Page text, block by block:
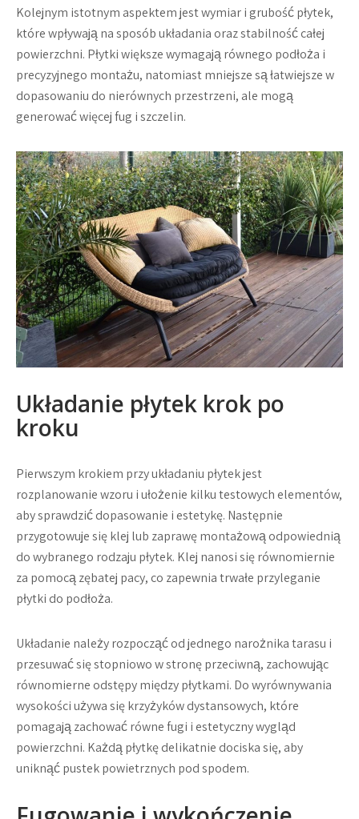
Kolejnym istotnym aspektem jest wymiar i grubość płytek,
które wpływają na sposób układania oraz stabilność całej
powierzchni. Płytki większe wymagają równego podłoża i
precyzyjnego montażu, natomiast mniejsze są łatwiejsze w
dopasowaniu do nierównych przestrzeni, ale mogą
generować więcej fug i szczelin.
Układanie płytek krok po
kroku
Pierwszym krokiem przy układaniu płytek jest
rozplanowanie wzoru i ułożenie kilku testowych elementów,
aby sprawdzić dopasowanie i estetykę. Następnie
przygotowuje się klej lub zaprawę montażową odpowiednią
do wybranego rodzaju płytek. Klej nanosi się równomiernie
za pomocą zębatej pacy, co zapewnia trwałe przyleganie
płytki do podłoża.
Układanie należy rozpocząć od jednego narożnika tarasu i
przesuwać się stopniowo w stronę przeciwną, zachowując
równomierne odstępy między płytkami. Do wyrównywania
wysokości używa się krzyżyków dystansowych, które
pomagają zachować równe fugi i estetyczny wygląd
powierzchni. Każdą płytkę delikatnie dociska się, aby
uniknąć pustek powietrznych pod spodem.